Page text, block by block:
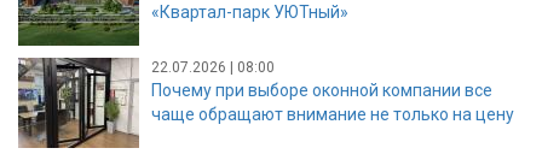
«Квартал-парк УЮТный»
22.07.2026 | 08:00
Почему при выборе оконной компании все
чаще обращают внимание не только на цену